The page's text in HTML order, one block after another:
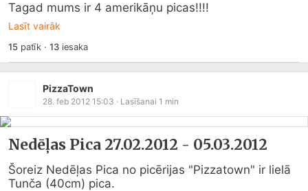
Tagad mums ir 4 amerikāņu picas!!!!
Lasīt vairāk
15patīk · 13iesaka
PizzaTown
28. feb 2012 15:03 · Lasīšanai 1 min
Nedēļas Pica 27.02.2012 - 05.03.2012
Šoreiz Nedēļas Pica no picērijas "Pizzatown" ir lielā
Tunča (40cm) pica.